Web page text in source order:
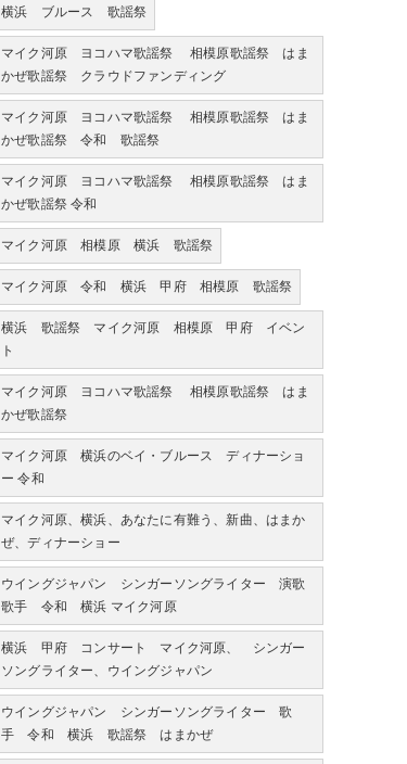
横浜 ブルース 歌謡祭
マイク河原 ヨコハマ歌謡祭 相模原歌謡祭 はま
かぜ歌謡祭 クラウドファンディング
マイク河原 ヨコハマ歌謡祭 相模原歌謡祭 はま
かぜ歌謡祭 令和 歌謡祭
マイク河原 ヨコハマ歌謡祭 相模原歌謡祭 はま
かぜ歌謡祭 令和
マイク河原 相模原 横浜 歌謡祭
マイク河原 令和 横浜 甲府 相模原 歌謡祭
横浜 歌謡祭 マイク河原 相模原 甲府 イベン
ト
マイク河原 ヨコハマ歌謡祭 相模原歌謡祭 はま
かぜ歌謡祭
マイク河原 横浜のベイ・ブルース ディナーショ
ー 令和
マイク河原、横浜、あなたに有難う、新曲、はまか
ぜ、ディナーショー
ウイングジャパン シンガーソングライター 演歌
歌手 令和 横浜 マイク河原
横浜 甲府 コンサート マイク河原、 シンガー
ソングライター、ウイングジャパン
ウイングジャパン シンガーソングライター 歌
手 令和 横浜 歌謡祭 はまかぜ